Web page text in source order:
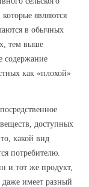
являются
в обычных
тем выше
содержание
как «плохой»
доступных
какой вид
потребителю.
и тот же продукт,
имеет разный